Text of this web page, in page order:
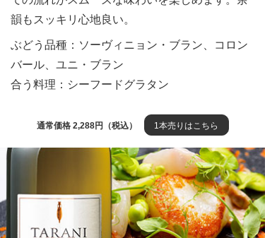
韻もスッキリ心地良い。
ぶどう品種：ソーヴィニョン・ブラン、コロン
バール、ユニ・ブラン
合う料理：シーフードグラタン
通常価格 2,288円（税込） 1本売りはこちら